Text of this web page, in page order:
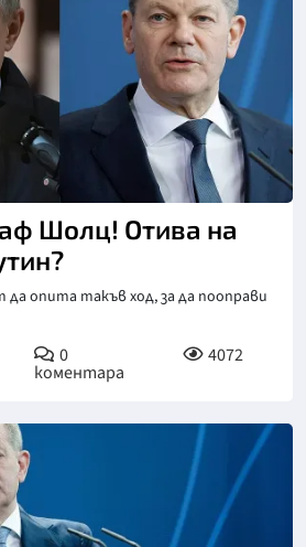
Шолц! Отива на
да опита такъв ход, за да пооправи
0
коментара
4072